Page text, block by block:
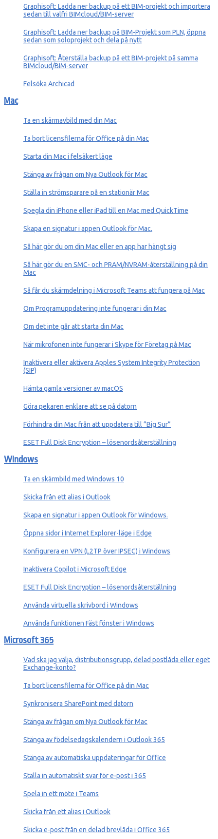
Graphisoft: Ladda ner backup på ett BIM-projekt och importera
sedan till valfri BIMcloud/BIM-server
Graphisoft: Ladda ner backup på BIM-Projekt som PLN, öppna
sedan som soloprojekt och dela på nytt
Graphisoft: Återställa backup på ett BIM-projekt på samma
BIMcloud/BIM-server
Felsöka Archicad
Mac
Ta en skärmavbild med din Mac
Ta bort licensfilerna för Office på din Mac
Starta din Mac i felsäkert läge
Stänga av frågan om Nya Outlook för Mac
Ställa in strömsparare på en stationär Mac
Spegla din iPhone eller iPad till en Mac med QuickTime
Skapa en signatur i appen Outlook för Mac.
Så här gör du om din Mac eller en app har hängt sig
Så här gör du en SMC- och PRAM/NVRAM-återställning på din
Mac
Så får du skärmdelning i Microsoft Teams att fungera på Mac
Om Programuppdatering inte fungerar i din Mac
Om det inte går att starta din Mac
När mikrofonen inte fungerar i Skype för Företag på Mac
Inaktivera eller aktivera Apples System Integrity Protection
(SIP)
Hämta gamla versioner av macOS
Göra pekaren enklare att se på datorn
Förhindra din Mac från att uppdatera till ”Big Sur”
ESET Full Disk Encryption – lösenordsåterställning
WIndows
Ta en skärmbild med Windows 10
Skicka från ett alias i Outlook
Skapa en signatur i appen Outlook för Windows.
Öppna sidor i Internet Explorer-läge i Edge
Konfigurera en VPN (L2TP över IPSEC) i Windows
Inaktivera Copilot i Microsoft Edge
ESET Full Disk Encryption – lösenordsåterställning
Använda virtuella skrivbord i Windows
Använda funktionen Fäst fönster i Windows
Microsoft 365
Vad ska jag välja, distributionsgrupp, delad postlåda eller eget
Exchange-konto?
Ta bort licensfilerna för Office på din Mac
Synkronisera SharePoint med datorn
Stänga av frågan om Nya Outlook för Mac
Stänga av födelsedagskalendern i Outlook 365
Stänga av automatiska uppdateringar för Office
Ställa in automatiskt svar för e-post i 365
Spela in ett möte i Teams
Skicka från ett alias i Outlook
Skicka e-post från en delad brevlåda i Office 365